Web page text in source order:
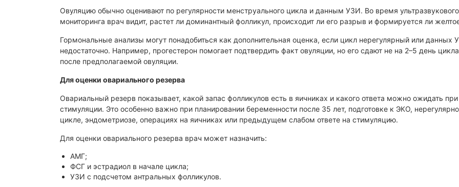
3D и 4D УЗИ
Подготовка к беременности
Дородовое наблюдение беременных
Пренатальная диагностика
Профилактика невынашивания
беременности
Ведение многоплодной
беременности
Обменные карты
КТГ плода при беременности
(кардиотокография)
Ведение беременности
Мазок на цитологию
Радиохирургия шейки матки
Удаление кисты
Овуляцию обычно оценивают по регулярности менструального цикла и данным УЗИ. Во время ультразвукового
мониторинга врач видит, растет ли доминантный фолликул, происходит ли его разрыв и формируется ли
Гормональные анализы могут понадобиться как дополнительная оценка, если цикл нерегулярный или данных
недостаточно. Например, прогестерон помогает подтвердить факт овуляции, но его сдают не на 2–5 день
после предполагаемой овуляции.
Для оценки овариального резерва
Овариальный резерв показывает, какой запас фолликулов есть в яичниках и какого ответа можно ожидать при
стимуляции. Это особенно важно при планировании беременности после 35 лет, подготовке к ЭКО,
цикле, эндометриозе, операциях на яичниках или предыдущем слабом ответе на стимуляцию.
Для оценки овариального резерва врач может назначить:
АМГ;
ФСГ и эстрадиол в начале цикла;
УЗИ с подсчетом антральных фолликулов.